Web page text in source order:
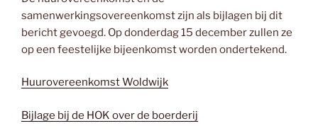
samenwerkingsovereenkomst zijn als bijlagen bij dit
bericht gevoegd. Op donderdag 15 december zullen ze
op een feestelijke bijeenkomst worden ondertekend.
Huurovereenkomst Woldwijk
Bijlage bij de HOK over de boerderij